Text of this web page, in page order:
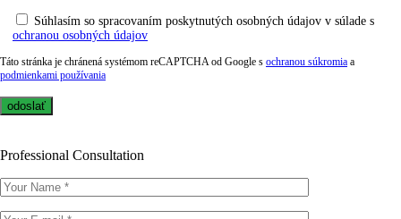
Súhlasím so spracovaním poskytnutých osobných údajov v súlade s
ochranou osobných údajov
Táto stránka je chránená systémom reCAPTCHA od Google s ochranou súkromia a
podmienkami používania
Professional Consultation